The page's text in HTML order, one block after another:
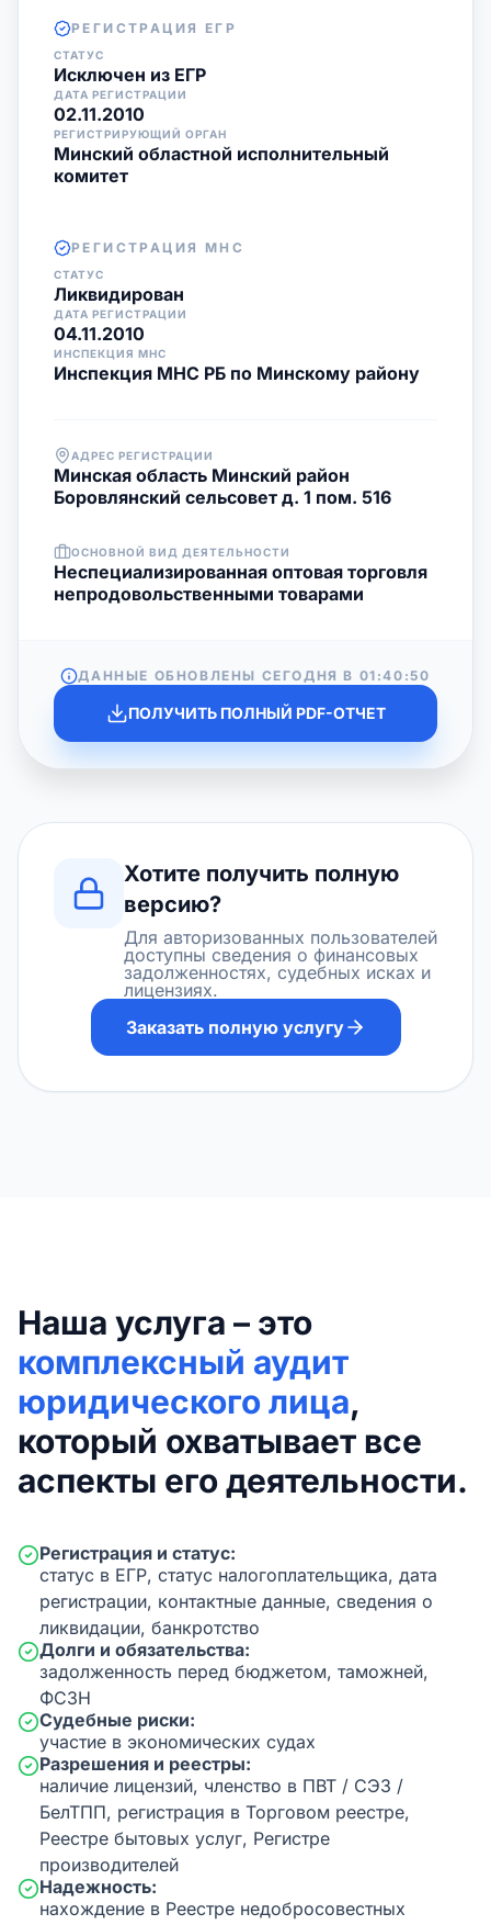
РЕГИСТРАЦИЯ ЕГР
СТАТУС
Исключен из ЕГР
ДАТА РЕГИСТРАЦИИ
02.11.2010
РЕГИСТРИРУЮЩИЙ ОРГАН
Минский областной исполнительный
комитет
РЕГИСТРАЦИЯ МНС
СТАТУС
Ликвидирован
ДАТА РЕГИСТРАЦИИ
04.11.2010
ИНСПЕКЦИЯ МНС
Инспекция МНС РБ по Минскому району
АДРЕС РЕГИСТРАЦИИ
Минская область Минский район
Боровлянский сельсовет д. 1 пом. 516
ОСНОВНОЙ ВИД ДЕЯТЕЛЬНОСТИ
Неспециализированная оптовая торговля
непродовольственными товарами
ДАННЫЕ ОБНОВЛЕНЫ СЕГОДНЯ В 01:40:50
ПОЛУЧИТЬ ПОЛНЫЙ PDF-ОТЧЕТ
Хотите получить полную
версию?
Для авторизованных пользователей
доступны сведения о финансовых
задолженностях, судебных исках и
лицензиях.
Заказать полную услугу
Наша услуга – это
комплексный аудит
юридического лица,
который охватывает все
аспекты его деятельности.
Регистрация и статус:
статус в ЕГР, статус налогоплательщика, дата
регистрации, контактные данные, сведения о
ликвидации, банкротство
Долги и обязательства:
задолженность перед бюджетом, таможней,
ФСЗН
Судебные риски:
участие в экономических судах
Разрешения и реестры:
наличие лицензий, членство в ПВТ / СЭЗ /
БелТПП, регистрация в Торговом реестре,
Реестре бытовых услуг, Регистре
производителей
Надежность:
нахождение в Реестре недобросовестных